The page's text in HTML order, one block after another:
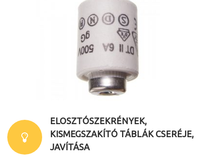
ELOSZTÓSZEKRÉNYEK,
KISMEGSZAKÍTÓ TÁBLÁK CSERÉJE,
JAVÍTÁSA